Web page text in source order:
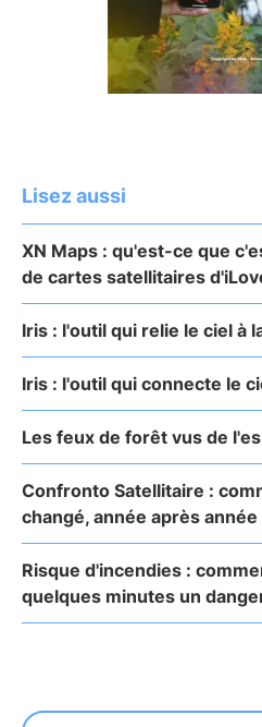
Lisez aussi
XN Maps : qu'est-ce que
de cartes satellitaires
Iris : l'outil qui relie le ciel à
Iris : l'outil qui connecte le
Les feux de forêt vus de
Confronto Satellitaire :
changé, année après année
Risque d'incendies :
quelques minutes un